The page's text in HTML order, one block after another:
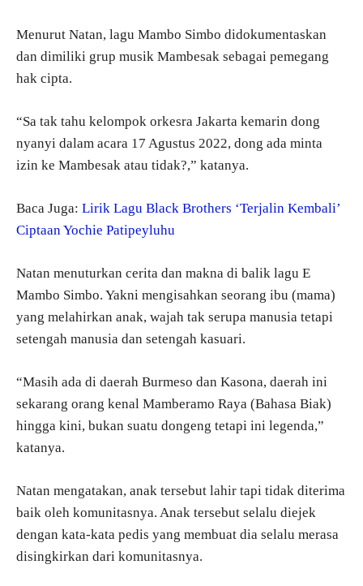
Menurut Natan, lagu Mambo Simbo didokumentaskan
dan dimiliki grup musik Mambesak sebagai pemegang
hak cipta.
“Sa tak tahu kelompok orkesra Jakarta kemarin dong
nyanyi dalam acara 17 Agustus 2022, dong ada minta
izin ke Mambesak atau tidak?,” katanya.
Baca Juga: Lirik Lagu Black Brothers ‘Terjalin Kembali’
Ciptaan Yochie Patipeyluhu
Natan menuturkan cerita dan makna di balik lagu E
Mambo Simbo. Yakni mengisahkan seorang ibu (mama)
yang melahirkan anak, wajah tak serupa manusia tetapi
setengah manusia dan setengah kasuari.
“Masih ada di daerah Burmeso dan Kasona, daerah ini
sekarang orang kenal Mamberamo Raya (Bahasa Biak)
hingga kini, bukan suatu dongeng tetapi ini legenda,”
katanya.
Natan mengatakan, anak tersebut lahir tapi tidak diterima
baik oleh komunitasnya. Anak tersebut selalu diejek
dengan kata-kata pedis yang membuat dia selalu merasa
disingkirkan dari komunitasnya.